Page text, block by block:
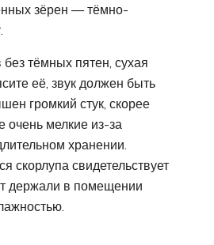
зёрен — тёмно-
тёмных пятен, сухая
её, звук должен быть
громкий стук, скорее
очень мелкие из-за
хранении.
скорлупа свидетельствует
держали в помещении